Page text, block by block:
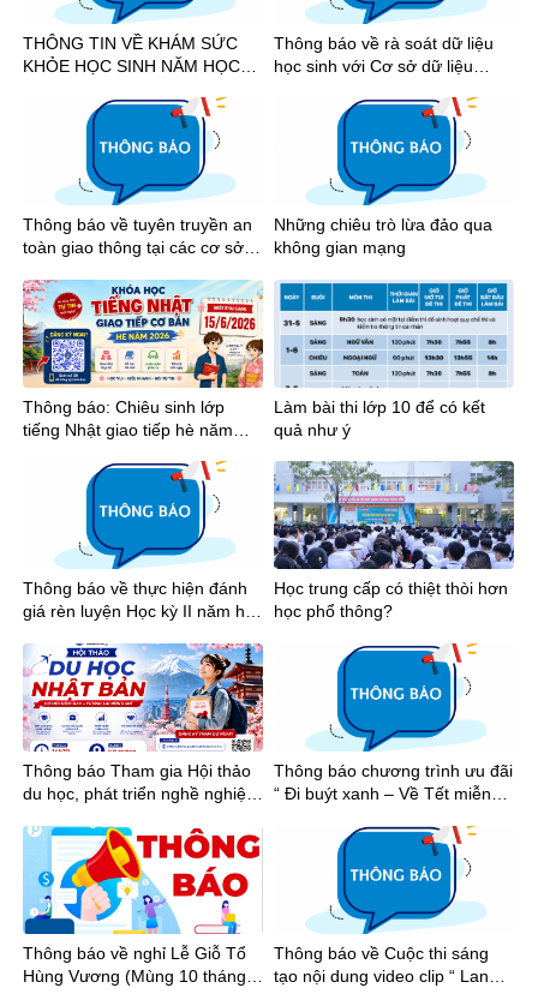
THÔNG TIN VỀ KHÁM SỨC
KHỎE HỌC SINH NĂM HỌC
Thông báo về rà soát dữ liệu
học sinh với Cơ sở dữ liệu
Thông báo về tuyên truyền an
toàn giao thông tại các cơ sở
phố Hồ Chí Minh năm 2026
Những chiêu trò lừa đảo qua
không gian mạng
Thông báo: Chiêu sinh lớp
tiếng Nhật giao tiếp hè năm
Làm bài thi lớp 10 để có kết
quả như ý
Thông báo về thực hiện đánh
giá rèn luyện Học kỳ II năm học
Học trung cấp có thiệt thòi hơn
học phổ thông?
Thông báo Tham gia Hội thảo
du học, phát triển nghề nghiệp
Thông báo chương trình ưu đãi
“ Đi buýt xanh – Về Tết miễn
Thông báo về nghỉ Lễ Giỗ Tổ
Hùng Vương (Mùng 10 tháng 3
Thông báo về Cuộc thi sáng
tạo nội dung video clip “ Lan